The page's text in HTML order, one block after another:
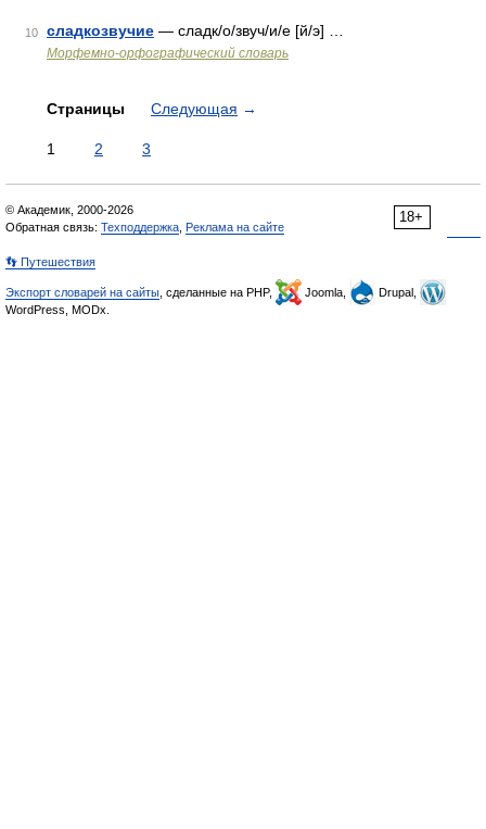
10 сладкозвучие — сладк/о/звуч/и/е [й/э] …
Морфемно-орфографический словарь
Страницы Следующая →
1 2 3
18+
© Академик, 2000-2026
Обратная связь: Техподдержка Реклама на сайте
👣 Путешествия
Экспорт словарей на сайты , сделанные на PHP, Joomla,
Drupal,
WordPress, MODx.